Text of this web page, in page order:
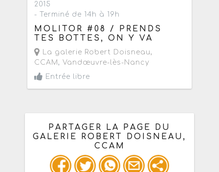
2015
- Terminé de 14h à 19h
MOLITOR #08 / PRENDS
TES BOTTES, ON Y VA
La galerie Robert Doisneau,
CCAM, Vandœuvre-lès-Nancy
Entrée libre
PARTAGER LA PAGE DU
GALERIE ROBERT DOISNEAU,
CCAM